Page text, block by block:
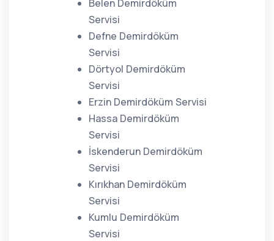
Belen Demirdöküm
Servisi
Defne Demirdöküm
Servisi
Dörtyol Demirdöküm
Servisi
Erzin Demirdöküm Servisi
Hassa Demirdöküm
Servisi
İskenderun Demirdöküm
Servisi
Kırıkhan Demirdöküm
Servisi
Kumlu Demirdöküm
Servisi